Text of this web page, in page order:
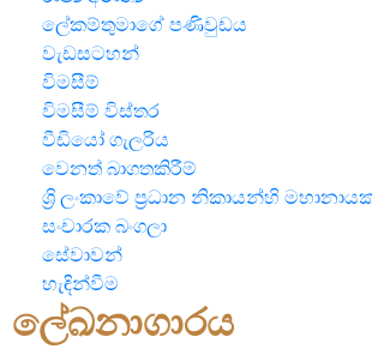
ලේකම්තුමාගේ පණිවුඩය
වැඩසටහන්
විමසීම්
විමසීම් විස්තර
වීඩියෝ ගැලරිය
වෙනත් බාගතකිරීම්
ශ්‍රි ලංකාවේ ප්‍රධාන නිකායන්හි
සංචාරක බංගලා
සේවාවන්
හැඳින්වීම
ලේඛනාගාරය